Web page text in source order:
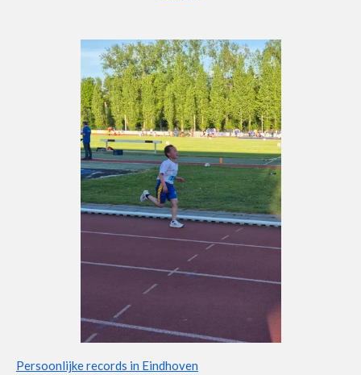
Persoonlijke records in Eindhoven